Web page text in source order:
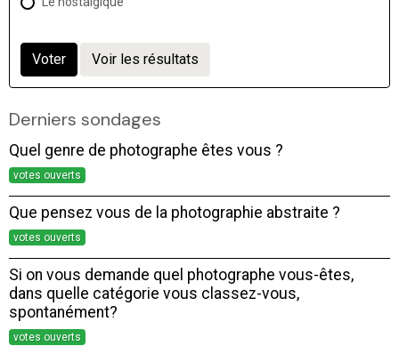
Voter Voir les résultats
Derniers sondages
Quel genre de photographe êtes vous ?
votes ouverts
Que pensez vous de la photographie abstraite ?
votes ouverts
Si on vous demande quel photographe vous-êtes,
dans quelle catégorie vous classez-vous,
spontanément?
votes ouverts